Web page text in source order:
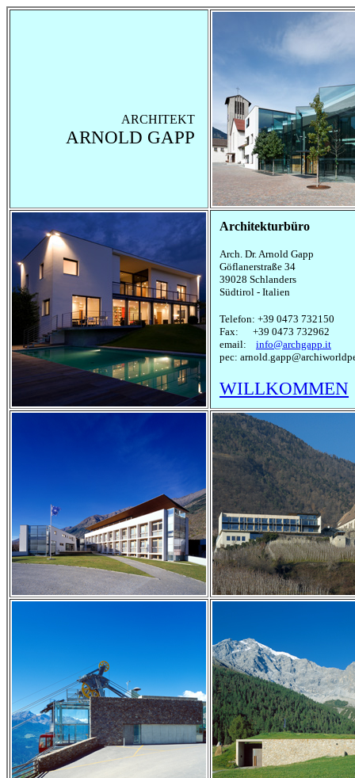
ARCHITEKT
ARNOLD GAPP
Architekturbüro
Arch. Dr. Arnold Gapp
Göflanerstraße 34
39028 Schlanders
Südtirol - Italien
Telefon: +39 0473 732150
Fax: +39 0473 732962
email: info@archgapp.it
pec:
WILLKOMMEN